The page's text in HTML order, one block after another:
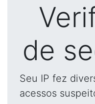
de
Seu IP fez
acessos